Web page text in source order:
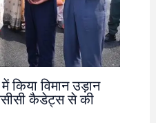
किया विमान उड़ान
कैडेट्स से की